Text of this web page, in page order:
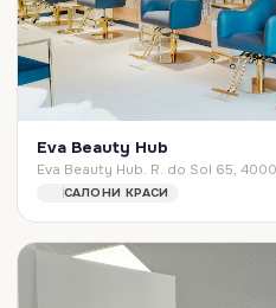
Eva Beauty Hub
Eva Beauty Hub. R. do Sol 65,
САЛОНИ КРАСИ